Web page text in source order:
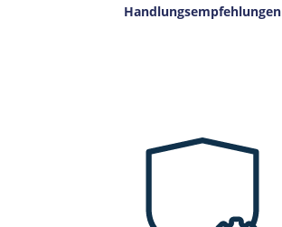
Handlungsempfehlungen